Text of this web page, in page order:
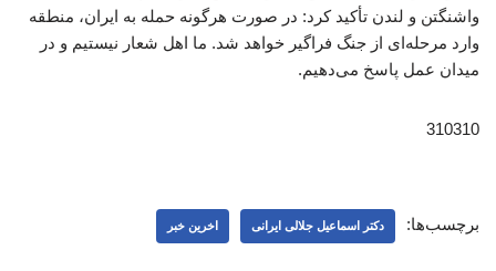
واشنگتن و لندن تأکید کرد: در صورت هرگونه حمله به ایران، منطقه
وارد مرحله‌ای از جنگ فراگیر خواهد شد. ما اهل شعار نیستیم و در
میدان عمل پاسخ می‌دهیم.
310310
برچسب‌ها: دکتر اسماعیل جلالی ایرانی اخرین خبر